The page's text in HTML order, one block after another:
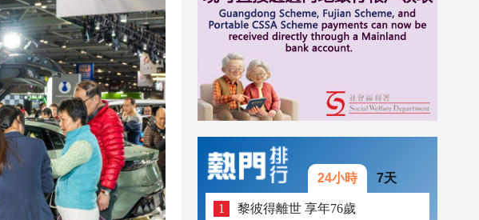
15:30
15:15
15:09
24小時 7天
黎彼得離世 享年76歲